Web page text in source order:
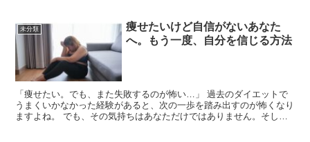
未分類
痩せたいけど自信がないあなた
へ。もう一度、自分を信じる方法
「痩せたい。でも、また失敗するのが怖い…」 過去のダイエットで
うまくいかなかった経験があると、次の一歩を踏み出すのが怖くなり
ますよね。 でも、その気持ちはあなただけではありません。そし